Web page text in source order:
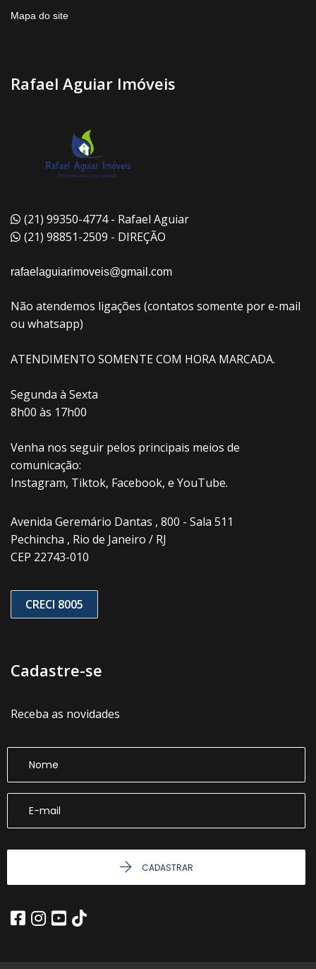
Mapa do site
Rafael Aguiar Imóveis
(21) 99350-4774 - Rafael Aguiar
(21) 98851-2509 - DIREÇÃO
rafaelaguiarimoveis@gmail.com
Não atendemos ligações (contatos somente por e-mail
ou whatsapp)
ATENDIMENTO SOMENTE COM HORA MARCADA.
Segunda à Sexta
8h00 às 17h00
Venha nos seguir pelos principais meios de
comunicação:
Instagram, Tiktok, Facebook, e YouTube.
Avenida Geremário Dantas , 800 - Sala 511
Pechincha , Rio de Janeiro / RJ
CEP 22743-010
CRECI 8005
Cadastre-se
Receba as novidades
CADASTRAR